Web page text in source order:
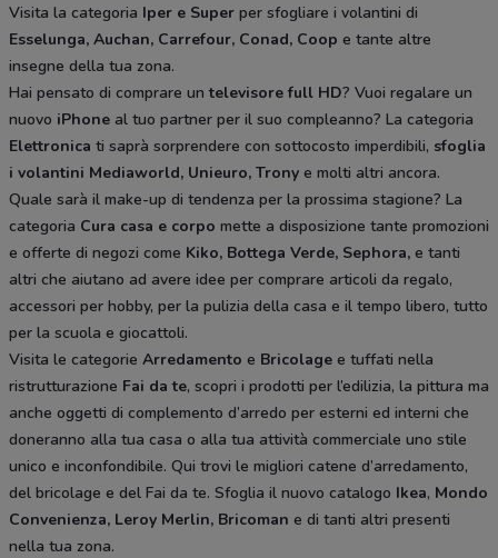
Visita la categoria Iper e Super per sfogliare i volantini di
Esselunga, Auchan, Carrefour, Conad, Coop e tante altre
insegne della tua zona.
Hai pensato di comprare untelevisore full HD? Vuoi regalare un
nuovo iPhone al tuo partner per il suo compleanno? La categoria
Elettronica ti saprà sorprendere con sottocosto imperdibili, sfoglia
i volantini Mediaworld, Unieuro, Trony e molti altri ancora.
Quale sarà il make-up di tendenza per la prossima stagione? La
categoria Cura casa e corpo mette a disposizione tante promozioni
e offerte di negozi come Kiko, Bottega Verde, Sephora, e tanti
altri che aiutano ad avere idee per comprare articoli da regalo,
accessori per hobby, per la pulizia della casa e il tempo libero, tutto
per la scuola e giocattoli.
Visita le categorie Arredamento e Bricolage e tuffati nella
ristrutturazione Fai da te, scopri i prodotti per l’edilizia, la pittura ma
anche oggetti di complemento d’arredo per esterni ed interni che
doneranno alla tua casa o alla tua attività commerciale uno stile
unico e inconfondibile. Qui trovi le migliori catene d’arredamento,
del bricolage e del Fai da te. Sfoglia il nuovo catalogo Ikea, Mondo
Convenienza, Leroy Merlin, Bricoman e di tanti altri presenti
nella tua zona.